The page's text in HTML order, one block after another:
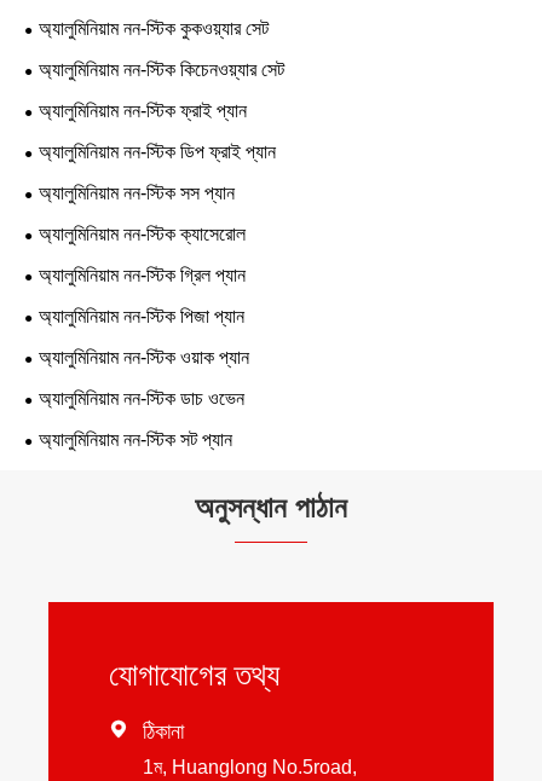
অ্যালুমিনিয়াম নন-স্টিক কুকওয়্যার সেট
অ্যালুমিনিয়াম নন-স্টিক কিচেনওয়্যার সেট
অ্যালুমিনিয়াম নন-স্টিক ফ্রাই প্যান
অ্যালুমিনিয়াম নন-স্টিক ডিপ ফ্রাই প্যান
অ্যালুমিনিয়াম নন-স্টিক সস প্যান
অ্যালুমিনিয়াম নন-স্টিক ক্যাসেরোল
অ্যালুমিনিয়াম নন-স্টিক গ্রিল প্যান
অ্যালুমিনিয়াম নন-স্টিক পিজা প্যান
অ্যালুমিনিয়াম নন-স্টিক ওয়াক প্যান
অ্যালুমিনিয়াম নন-স্টিক ডাচ ওভেন
অ্যালুমিনিয়াম নন-স্টিক সট প্যান
অনুসন্ধান পাঠান
যোগাযোগের তথ্য
 ঠিকানা
1ম, Huanglong No.5road,